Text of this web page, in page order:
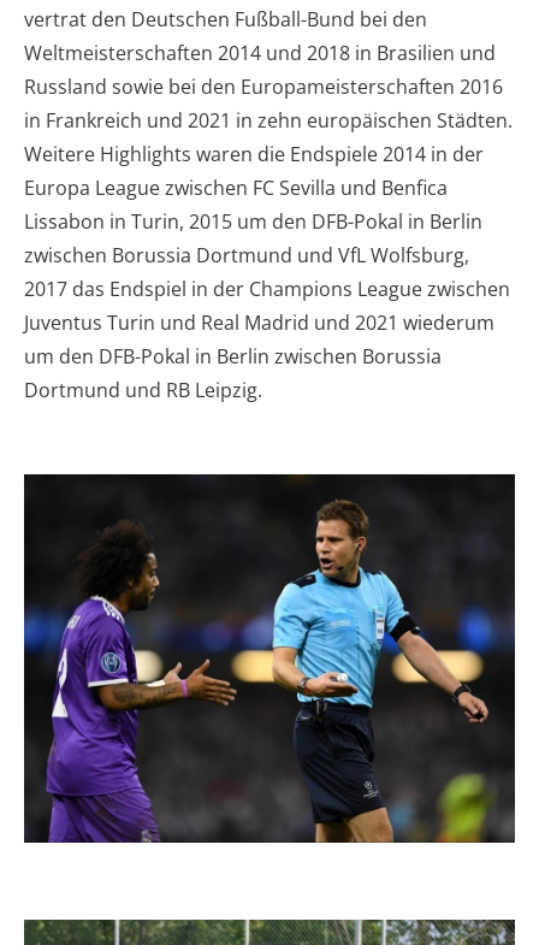
vertrat den Deutschen Fußball-Bund bei den
Weltmeisterschaften 2014 und 2018 in Brasilien und
Russland sowie bei den Europameisterschaften 2016
in Frankreich und 2021 in zehn europäischen Städten.
Weitere Highlights waren die Endspiele 2014 in der
Europa League zwischen FC Sevilla und Benfica
Lissabon in Turin, 2015 um den DFB-Pokal in Berlin
zwischen Borussia Dortmund und VfL Wolfsburg,
2017 das Endspiel in der Champions League zwischen
Juventus Turin und Real Madrid und 2021 wiederum
um den DFB-Pokal in Berlin zwischen Borussia
Dortmund und RB Leipzig.